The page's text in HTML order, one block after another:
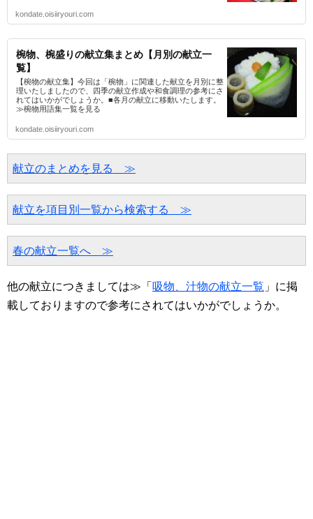
kondate.oisiiryouri.com
椀物、椀盛りの献立集まとめ【月別の献立一
覧】
【椀物の献立集】今回は「椀物」に関連した献立を月別に整
理いたしましたので、四季の献立作成や和食調理の参考にさ
れてはいかがでしょうか。■各月の献立に移動いたします。
≫椀物用語集一覧を見る
kondate.oisiiryouri.com
献立のまとめを見る　≫
献立を項目別一覧から検索する　≫
春の献立一覧へ　≫
他の献立につきましては≫「 吸物、汁物の献立一覧 」に掲
載しておりますので参考にされてはいかがでしょうか。